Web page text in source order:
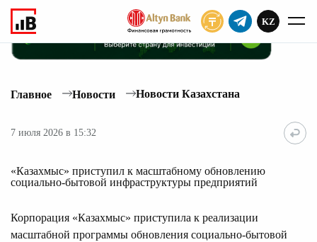
KZ
Главное Новости Новости Казахстана
7 июля 2026 в 15:32
«Казахмыс» приступил к масштабному обновлению
социально-бытовой инфраструктуры предприятий
Корпорация «Казахмыс» приступила к реализации
масштабной программы обновления социально-бытовой